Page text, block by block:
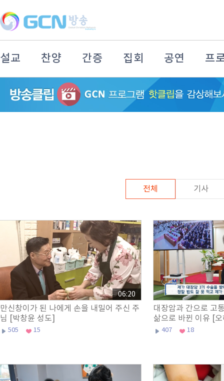
설교 찬양 간증 집회 공연 프
전체 기사
만신창이가 된 나에게 손을 내밀어 주신 주
님 [박창윤 성도]
505 15
06:20
대장암과 간으로 고
삶으로 바뀐 이유 [
407 18